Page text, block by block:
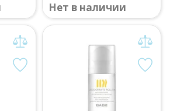
Нет в наличии